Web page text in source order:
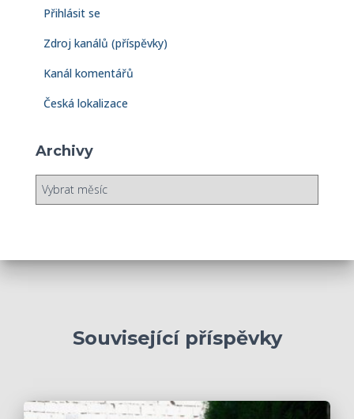
Přihlásit se
Zdroj kanálů (příspěvky)
Kanál komentářů
Česká lokalizace
Archivy
A
v
Související příspěvky